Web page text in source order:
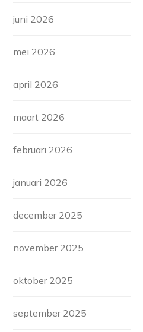
juni 2026
mei 2026
april 2026
maart 2026
februari 2026
januari 2026
december 2025
november 2025
oktober 2025
september 2025